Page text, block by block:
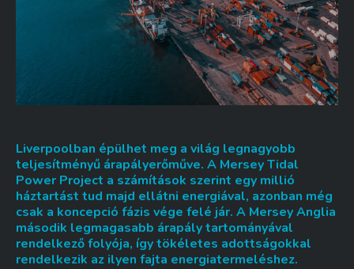
363,03 Ft 0,2 % ▲
Liverpoolban épülhet meg a világ legnagyobb
teljesítményű árapályerőműve. A Mersey Tidal
Power Project a számítások szerint egy millió
háztartást tud majd ellátni energiával, azonban még
csak a koncepció fázis vége felé jár. A Mersey Anglia
második legmagasabb árapály tartományával
rendelkező folyója, így tökéletes adottságokkal
rendelkezik az ilyen fajta energiatermeléshez.